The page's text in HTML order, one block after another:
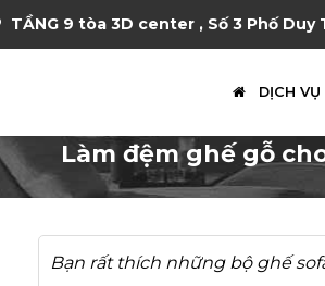
TẦNG 9 tòa 3D center , Số 3 Phố Duy
DỊCH
Làm đệm ghế gỗ
Bạn rất thích những bộ ghế